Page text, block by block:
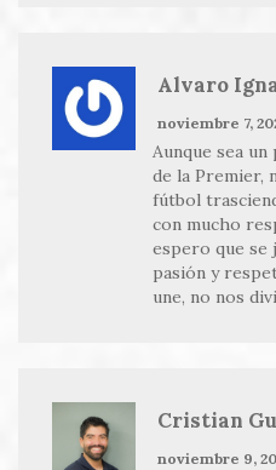
Alvaro
noviembre 7,
Aunque sea
de la Premier,
fútbol
con mucho
espero que se
pasión y
une, no nos
Cristian
noviembre 9,